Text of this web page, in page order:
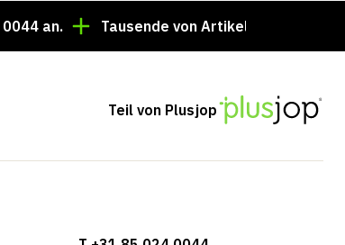
Tausende von Artikeln immer auf Lager!
Teil von Plusjop